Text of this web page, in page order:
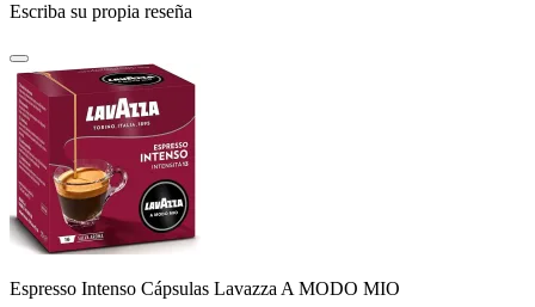
Escriba su propia reseña
Espresso Intenso Cápsulas Lavazza A MODO MIO